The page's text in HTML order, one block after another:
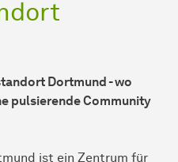
Dortmund - wo
pulsierende Community
ist ein Zentrum für